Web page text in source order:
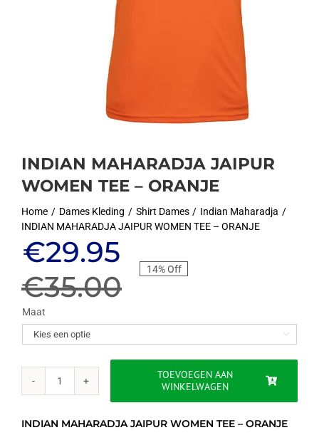
INDIAN MAHARADJA JAIPUR
WOMEN TEE – ORANJE
Home Dames Kleding Shirt Dames
Indian Maharadja
INDIAN MAHARADJA JAIPUR WOMEN TEE – ORANJE
€35.00
Oorspronkelijke
prijs
was:
€35.00.
€29.95
Huidige
prijs
is:
€29.95.
14% Off
Maat

INDIAN
MAHARADJA
TOEVOEGEN AAN
WINKELWAGEN
INDIAN MAHARADJA JAIPUR WOMEN TEE – ORANJE